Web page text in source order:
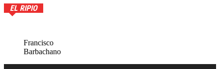
EL RIPIO
Francisco
Barbachano